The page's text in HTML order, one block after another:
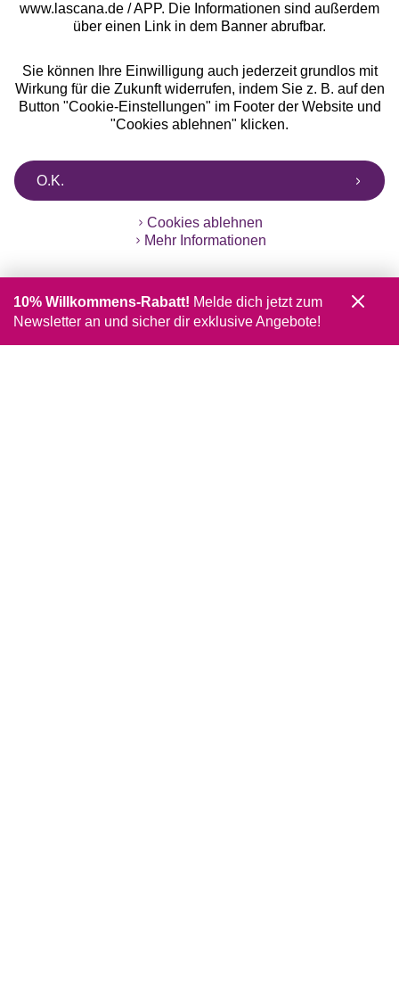
www.lascana.de / APP. Die Informationen sind außerdem
über einen Link in dem Banner abrufbar.
Sie können Ihre Einwilligung auch jederzeit grundlos mit
Wirkung für die Zukunft widerrufen, indem Sie z. B. auf den
Button "Cookie-Einstellungen" im Footer der Website und
"Cookies ablehnen" klicken.
O.K.
Cookies ablehnen
Mehr Informationen
10% Willkommens-Rabatt! Melde dich jetzt zum
Newsletter an und sicher dir exklusive Angebote!